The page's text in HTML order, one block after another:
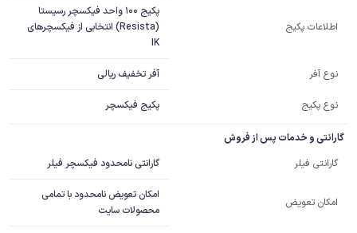
اطلاعات پکیج
IK
نوع آفر آفر تخفیف ریالی
نوع پکیج پکیج فیکسچر
گارانتی و خدمات پس از فروش
گارانتی فیلر
گارانتی نامحدود فیکسچر فیلر
امکان تعویض
امکان تعویض نامحدود با تمامی
محصولات سایت